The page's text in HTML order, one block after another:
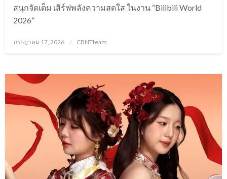
สนุกจัดเต็ม เสิร์ฟพลังความสดใส ในงาน “Bilibili World
2026”
Posted
กรกฎาคม 17, 2026 CBNTteam